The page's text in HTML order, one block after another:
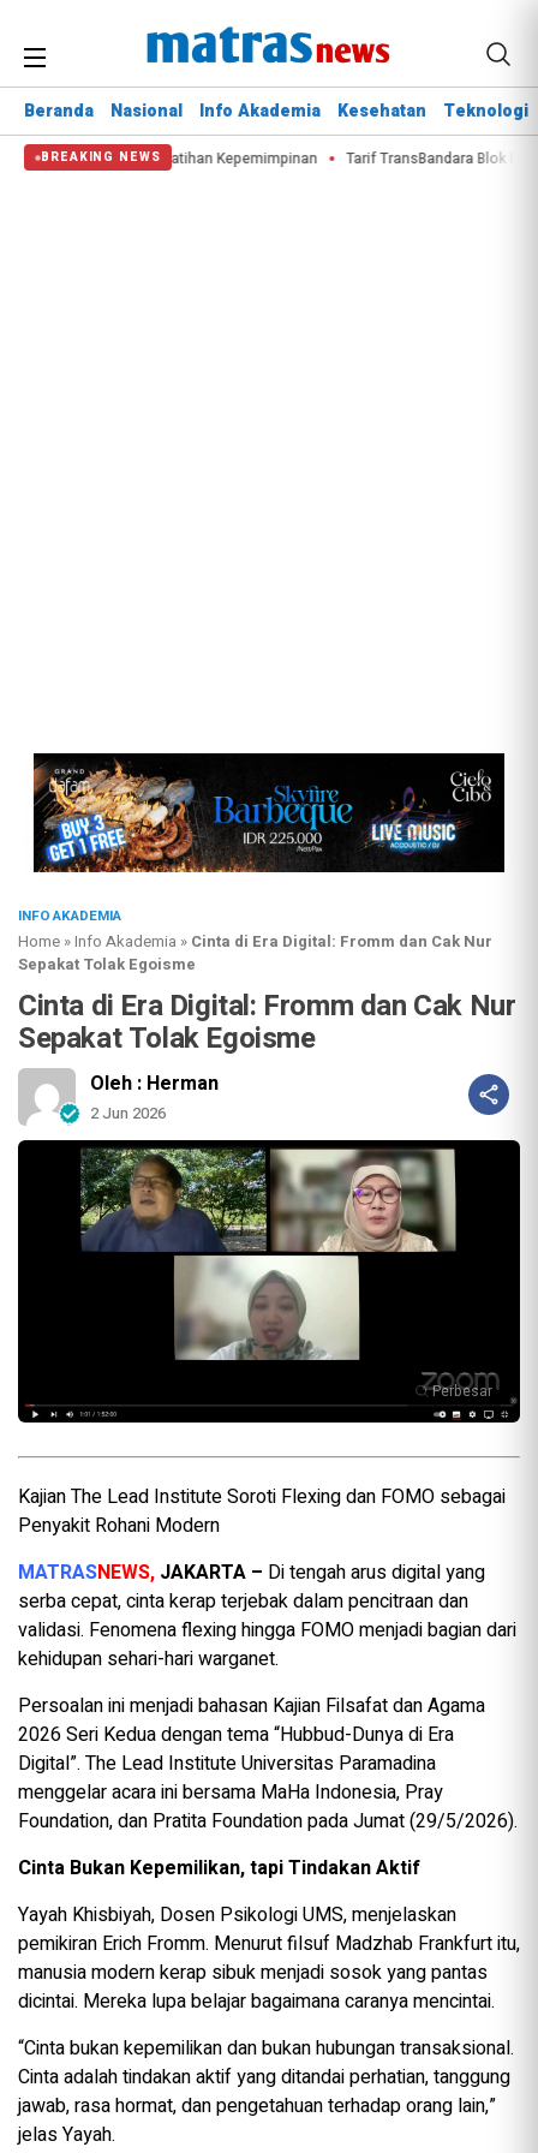
Beranda Nasional Info Akademia Kesehatan Teknologi
BREAKING NEWS
Ikuti Pelatihan Kepemimpinan Tarif TransBandara Blok
INFO AKADEMIA
Home »Info Akademia » Cinta di Era Digital: Fromm dan Cak Nur
Sepakat Tolak Egoisme
Cinta di Era Digital: Fromm dan Cak Nur
Sepakat Tolak Egoisme
Oleh : Herman
2 Jun 2026
Perbesar
Kajian The Lead Institute Soroti Flexing dan FOMO sebagai
Penyakit Rohani Modern
MATRASNEWS, JAKARTA – Di tengah arus digital yang
serba cepat, cinta kerap terjebak dalam pencitraan dan
validasi. Fenomena flexing hingga FOMO menjadi bagian dari
kehidupan sehari-hari warganet.
Persoalan ini menjadi bahasan Kajian Filsafat dan Agama
2026 Seri Kedua dengan tema “Hubbud-Dunya di Era
Digital”. The Lead Institute Universitas Paramadina
menggelar acara ini bersama MaHa Indonesia, Pray
Foundation, dan Pratita Foundation pada Jumat (29/5/2026).
Cinta Bukan Kepemilikan, tapi Tindakan Aktif
Yayah Khisbiyah, Dosen Psikologi UMS, menjelaskan
pemikiran Erich Fromm. Menurut filsuf Madzhab Frankfurt itu,
manusia modern kerap sibuk menjadi sosok yang pantas
dicintai. Mereka lupa belajar bagaimana caranya mencintai.
“Cinta bukan kepemilikan dan bukan hubungan transaksional.
Cinta adalah tindakan aktif yang ditandai perhatian, tanggung
jawab, rasa hormat, dan pengetahuan terhadap orang lain,”
jelas Yayah.